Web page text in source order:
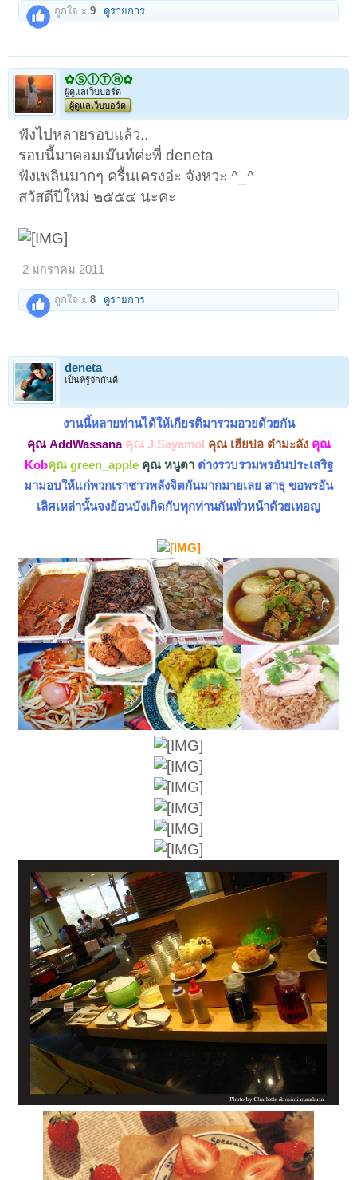
ถูกใจ x9 ดูรายการ
✿ⓈⓘⓉⓐ✿
ผู้ดูแลเว็บบอร์ด
ผู้ดูแลเว็บบอร์ด
ฟังไปหลายรอบแล้ว..
รอบนี้มาคอมเม๊นท์ค่ะพี่ deneta
ฟังเพลินมากๆ ครื้นเครงอ่ะ จังหวะ ^_^
สวัสดีปีใหม่ ๒๕๕๔ นะคะ
2 มกราคม 2011
ถูกใจ x8 ดูรายการ
deneta
เป็นที่รู้จักกันดี
งานนี้หลายท่านได้ให้เกียรติมารวมอวยด้วยกัน
คุณ AddWassana คุณ J.Sayamol คุณ เฮียปอ ตำมะลัง คุณ
Kobคุณ green_apple คุณ หนูตา ต่างรวบรวมพรอันประเสริฐ
มามอบให้แก่พวกเราชาวพลังจิตกันมากมายเลย สาธุ ขอพรอัน
เลิศเหล่านั้นจงย้อนบังเกิดกับทุกท่านกันทั่วหน้าด้วยเทอญ